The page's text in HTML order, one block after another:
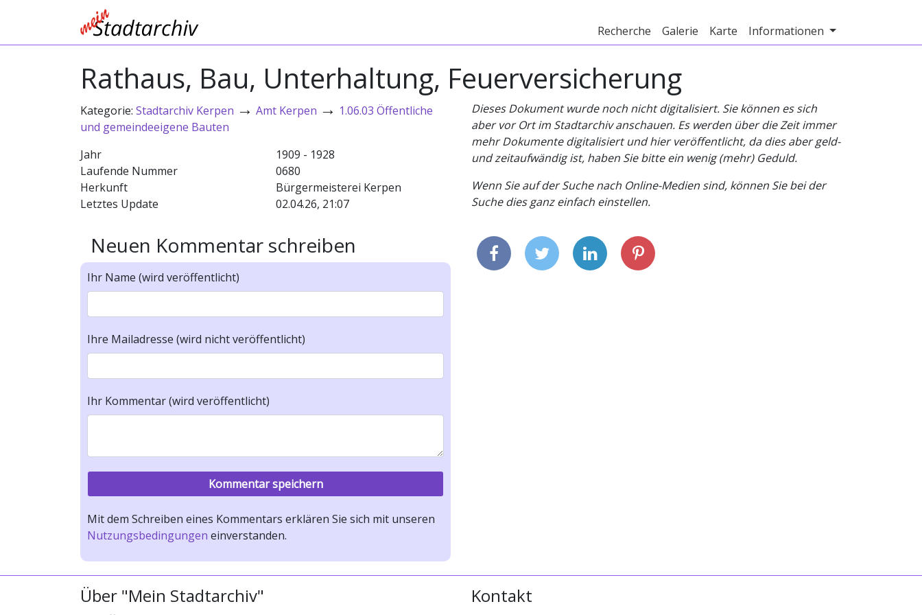
Recherche Galerie Karte Informationen
Rathaus, Bau, Unterhaltung, Feuerversicherung
Kategorie: Stadtarchiv Kerpen → Amt Kerpen → 1.06.03 Öffentliche
und gemeindeeigene Bauten
Jahr
1909 - 1928
Laufende Nummer
0680
Herkunft
Bürgermeisterei Kerpen
Letztes Update
02.04.26, 21:07
Neuen Kommentar schreiben
Ihr Name (wird veröffentlicht)
Ihre Mailadresse (wird nicht veröffentlicht)
Ihr Kommentar (wird veröffentlicht)
Mit dem Schreiben eines Kommentars erklären Sie sich mit unseren
Nutzungsbedingungen einverstanden.
Dieses Dokument wurde noch nicht digitalisiert. Sie können es sich
aber vor Ort im Stadtarchiv anschauen. Es werden über die Zeit immer
mehr Dokumente digitalisiert und hier veröffentlicht, da dies aber geld-
und zeitaufwändig ist, haben Sie bitte ein wenig (mehr) Geduld.
Wenn Sie auf der Suche nach Online-Medien sind, können Sie bei der
Suche dies ganz einfach einstellen.
Über "Mein Stadtarchiv" Kontakt